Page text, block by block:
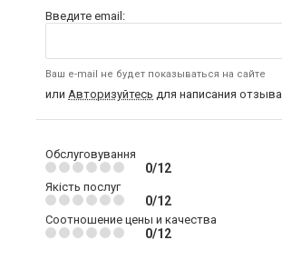
Введите email:
Ваш e-mail не будет показываться на сайте
или Авторизуйтесь для написания отзыва
Обслуговування
0/12
Якість послуг
0/12
Соотношение цены и качества
0/12